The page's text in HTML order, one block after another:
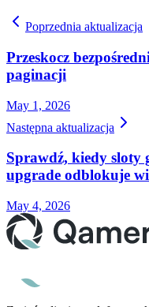
Poprzednia aktualizacja
Przeskocz
paginacji
May 1, 2026
Następna aktualizacja
Sprawdź, kiedy sloty
upgrade odblokuje
May 4, 2026